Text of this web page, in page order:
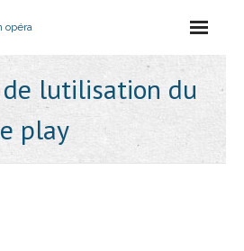
opéra
lutilisation du
play